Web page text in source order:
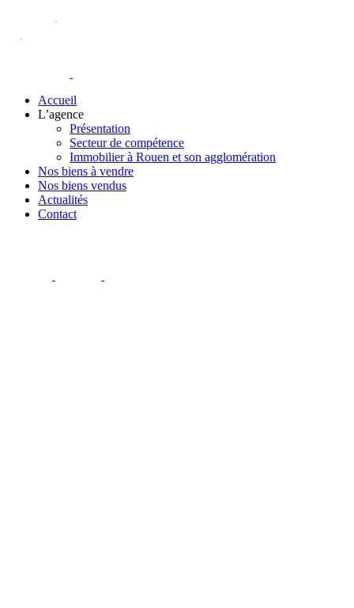
Accueil
L’agence
Présentation
Secteur de compétence
Immobilier à Rouen et son agglomération
Nos biens à vendre
Nos biens vendus
Actualités
Contact